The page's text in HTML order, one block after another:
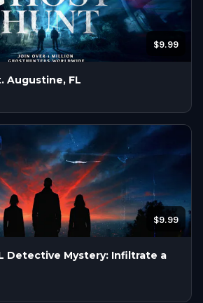
$9.99
Augustine, FL
$9.99
Detective Mystery: Infiltrate a